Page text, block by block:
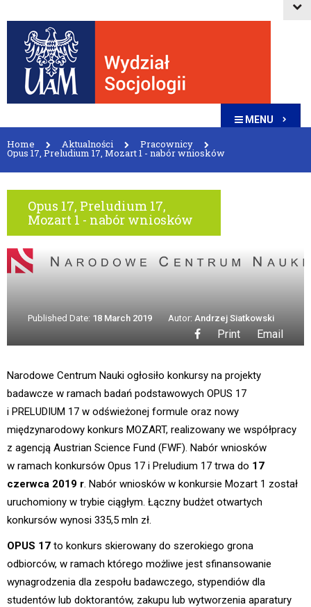
MENU
Home Aktualności Pracownicy
Opus 17, Preludium 17, Mozart 1 - nabór wniosków
Opus 17, Preludium 17,
Mozart 1 - nabór wniosków
Print Email
Published Date: 18 March 2019 Autor: Andrzej Siatkowski
Narodowe Centrum Nauki ogłosiło konkursy na projekty
badawcze w ramach badań podstawowych OPUS 17
i PRELUDIUM 17 w odświeżonej formule oraz nowy
międzynarodowy konkurs MOZART, realizowany we współpracy
z agencją Austrian Science Fund (FWF). Nabór wniosków
w ramach konkursów Opus 17 i Preludium 17 trwa do 17
czerwca 2019 r. Nabór wniosków w konkursie Mozart 1 został
uruchomiony w trybie ciągłym. Łączny budżet otwartych
konkursów wynosi 335,5 mln zł.
OPUS 17 to konkurs skierowany do szerokiego grona
odbiorców, w ramach którego możliwe jest sfinansowanie
wynagrodzenia dla zespołu badawczego, stypendiów dla
studentów lub doktorantów, zakupu lub wytworzenia aparatury